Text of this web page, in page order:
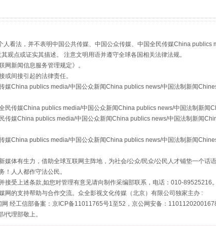
生物安全法正式实施
"炒鞋教程"里的骗局
人看法，并不表明中国公共传媒、中国公众传媒、中国全民传媒China
观点或证实其描述。 注意文明用语并遵守全球各国相关法律法规。
网新闻信息服务管理规定》。
或间接引起的法律责任。
媒China publics media/中国公众新闻China publics news/中国法制新闻
民传媒China publics media/中国公众新闻China publics news/中国法制新闻
传媒China publics media/中国公众新闻China publics news/中国法制新闻
媒China publics media/中国公众新闻China publics news/中国法制新闻
媒体有生力，借助全球互联网主阵地，为社会/公众/民众/公民人才铺垫一个话
！人人都作守法公民。
接受上述条款,如您对管理有意见请向制作采编部联系，电话：010-89525216
网的支持帮助与合作交流。众全影视文化传媒（北京）有限公司独家主办 :
经工信部备案：京ICP备11011765号1至52，京公网安备：11011202001678
代理部敬上。